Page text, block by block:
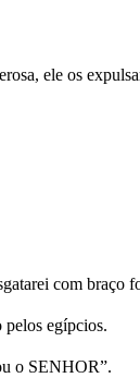
ele os
com braço
pelos egípcios.
o SENHOR”.